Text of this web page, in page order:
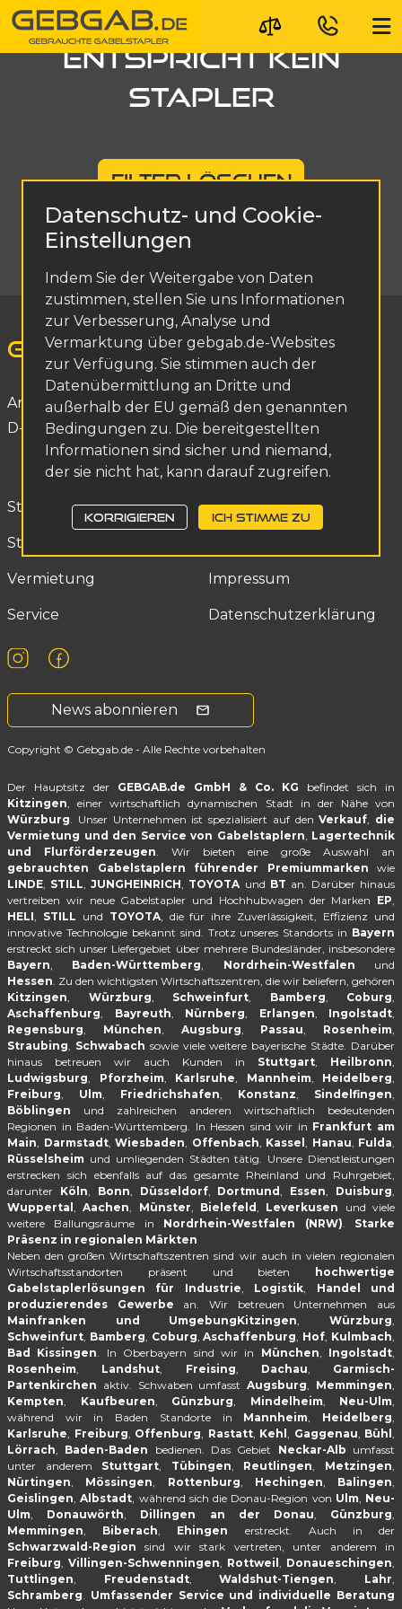
IHRER AUSWAHL
ENTSPRICHT KEIN
STAPLER
FILTER LÖSCHEN
+49 1737 341405
An der Staustufe 2a
D-97318 Kitzingen
MO-FR 7:30 - 16:30
info@gebgab.de
Startseite
Staplerangebot
Vermietung
service
Über uns
Impressum
Datenschutzerklärung
News abonnieren
Copyright © Gebgab.de - Alle Rechte vorbehalten
Der Hauptsitz der GEBGAB.de GmbH & Co. KG befindet sich in
Kitzingen, einer wirtschaftlich dynamischen Stadt in der Nähe von
Würzburg. Unser Unternehmen ist spezialisiert auf denVerkauf, die
Vermietung und den Service von Gabelstaplern, Lagertechnik
und Flurförderzeugen. Wir bieten eine große Auswahl an
gebrauchten Gabelstaplern führender Premiummarken wie
LINDE, STILL,JUNGHEINRICH, TOYOTA und BT an. Darüber hinaus
vertreiben wir neue Gabelstapler und Hochhubwagen der Marken EP,
HELI, STILL und TOYOTA, die für ihre Zuverlässigkeit, Effizienz und
innovative Technologie bekannt sind. Trotz unseres Standorts in Bayern
erstreckt sich unser Liefergebiet über mehrere Bundesländer, insbesondere
Bayern, Baden-Württemberg, Nordrhein-Westfalen und
Hessen. Zu den wichtigsten Wirtschaftszentren, die wir beliefern, gehören
Kitzingen, Würzburg, Schweinfurt, Bamberg, Coburg,
Aschaffenburg, Bayreuth, Nürnberg, Erlangen, Ingolstadt,
Regensburg, München, Augsburg, Passau, Rosenheim,
Straubing, Schwabach sowie viele weitere bayerische Städte. Darüber
hinaus betreuen wir auch Kunden in Stuttgart, Heilbronn,
Ludwigsburg, Pforzheim, Karlsruhe, Mannheim, Heidelberg,
Freiburg, Ulm, Friedrichshafen, Konstanz, Sindelfingen,
Böblingen und zahlreichen anderen wirtschaftlich bedeutenden
Regionen in Baden-Württemberg. In Hessen sind wir in Frankfurt am
Main, Darmstadt, Wiesbaden, Offenbach, Kassel , Hanau, Fulda,
Rüsselsheim und umliegenden Städten tätig. Unsere Dienstleistungen
erstrecken sich ebenfalls auf das gesamte Rheinland und Ruhrgebiet,
darunter Köln, Bonn, Düsseldorf, Dortmund, Essen, Duisburg,
Wuppertal ,Aachen, Münster, Bielefeld, Leverkusen und viele
weitere Ballungsräume in Nordrhein-Westfalen (NRW). Starke
Präsenz in regionalen Märkten
Neben den großen Wirtschaftszentren sind wir auch in vielen regionalen
Wirtschaftsstandorten präsent und bieten
hochwertige
Gabelstaplerlösungen für Industrie, Logistik, Handel und
produzierendes Gewerbe an. Wir betreuen Unternehmen aus
Mainfranken und UmgebungKitzingen,Würzburg,
Schweinfurt, Bamberg, Coburg,Aschaffenburg, Hof, Kulmbach,
Bad Kissingen. In Oberbayern sind wir in München, Ingolstadt,
Rosenheim, Landshut, Freising, Dachau, Garmisch-
Partenkirchen aktiv. Schwaben umfasstAugsburg, Memmingen,
Kempten, Kaufbeuren, Günzburg, Mindelheim, Neu-Ulm,
während wir in Baden Standorte in Mannheim, Heidelberg,
Karlsruhe, Freiburg, Offenburg, Rastatt, Kehl , Gaggenau, Bühl ,
Lörrach, Baden-Baden bedienen. Das Gebiet Neckar-Alb umfasst
unter anderem Stuttgart, Tübingen, Reutlingen, Metzingen,
Nürtingen, Mössingen, Rottenburg, Hechingen, Balingen,
Geislingen,Albstadt, während sich die Donau-Region von Ulm, Neu-
Ulm, Donauwörth, Dillingen an der Donau, Günzburg,
Memmingen, Biberach, Ehingen erstreckt. Auch in der
Schwarzwald-Region sind wir stark vertreten, unter anderem in
Freiburg, Villingen-Schwenningen, Rottweil , Donaueschingen,
Tuttlingen, Freudenstadt,Waldshut-Tiengen, Lahr,
Schramberg. Umfassender Service und individuelle Beratung
Datenschutz- und Cookie-
Einstellungen
Indem Sie der Weitergabe von Daten
zustimmen, stellen Sie uns Informationen
zur Verbesserung, Analyse und
Vermarktung über gebgab.de-Websites
zur Verfügung. Sie stimmen auch der
Datenübermittlung an Dritte und
außerhalb der EU gemäß den genannten
Bedingungen zu. Die bereitgestellten
Informationen sind sicher und niemand,
der sie nicht hat, kann darauf zugreifen.
KORRIGIEREN ICH STIMME ZU